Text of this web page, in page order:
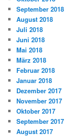
September 2018
August 2018
Juli 2018
Juni 2018
Mai 2018
März 2018
Februar 2018
Januar 2018
Dezember 2017
November 2017
Oktober 2017
September 2017
August 2017